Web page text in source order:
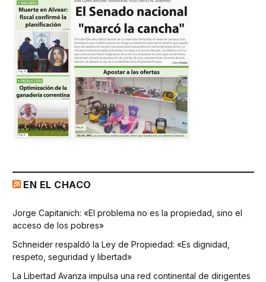
EN EL CHACO
Jorge Capitanich: «El problema no es la propiedad, sino el
acceso de los pobres»
Schneider respaldó la Ley de Propiedad: «Es dignidad,
respeto, seguridad y libertad»
La Libertad Avanza impulsa una red continental de dirigentes